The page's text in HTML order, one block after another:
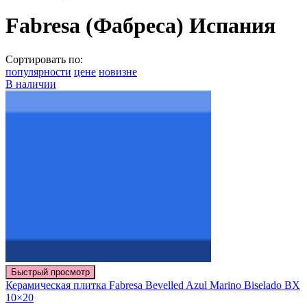
Fabresa (Фабреса) Испания
Сортировать по:
популярности цене новизне
В наличии
Быстрый просмотр
Керамическая плитка Fabresa Bevelled Azul Marino Biselado BX
10×20